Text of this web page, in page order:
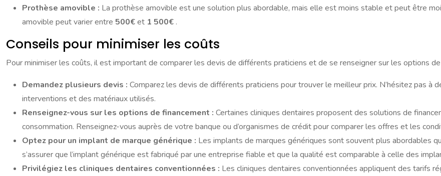
Prothèse amovible : La prothèse amovible est une solution plus abordable, mais elle est moins stable et peut être
amovible peut varier entre 500€et 1 500€ .
Conseils pour minimiser les coûts
Pour minimiser les coûts, il est important de comparer les devis de différents praticiens et de se renseigner sur les options
Demandez plusieurs devis : Comparez les devis de différents praticiens pour trouver le meilleur prix. N’hésitez pas à
interventions et des matériaux utilisés.
Renseignez-vous sur les options de financement : Certaines cliniques dentaires proposent des solutions de
consommation. Renseignez-vous auprès de votre banque ou d’organismes de crédit pour comparer les offres et les
Optez pour un implant de marque générique : Les implants de marques génériques sont souvent plus abordables
s’assurer que l’implant générique est fabriqué par une entreprise fiable et que la qualité est comparable à celle des
Privilégiez les cliniques dentaires conventionnées : Les cliniques dentaires conventionnées appliquent des tarifs